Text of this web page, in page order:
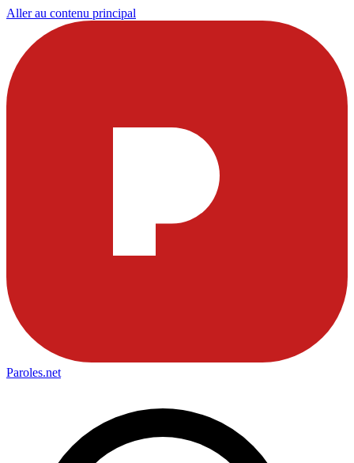
Aller au contenu principal
Paroles.net